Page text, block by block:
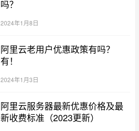
吗？
2024年1月8日
阿里云老用户优惠政策有吗？
有！
2024年1月3日
阿里云服务器最新优惠价格及最
新收费标准（2023更新）